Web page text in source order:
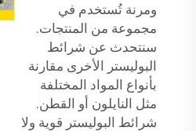
ومرنة تُستخدم في
مجموعة من المنتجات.
سنتحدث عن شرائط
البوليستر الأخرى مقارنة
بأنواع المواد المختلفة
مثل النايلون أو القطن.
شرائط البوليستر قوية ولا